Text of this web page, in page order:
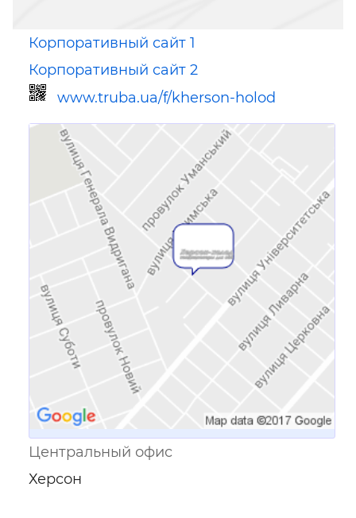
Корпоративный сайт 1
Корпоративный сайт 2
www.truba.ua/f/kherson-holod
Ссылка для мобильных устройств
Центральный офис
Херсон